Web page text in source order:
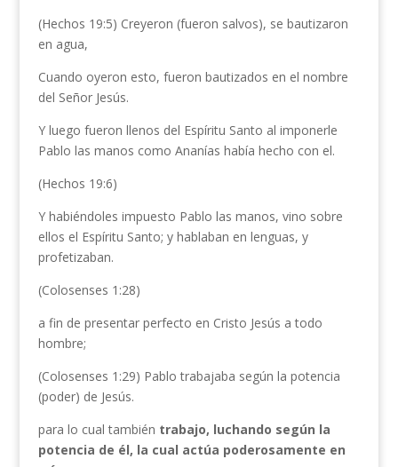
(Hechos 19:5) Creyeron (fueron salvos), se bautizaron
en agua,
Cuando oyeron esto, fueron bautizados en el nombre
del Señor Jesús.
Y luego fueron llenos del Espíritu Santo al imponerle
Pablo las manos como Ananías había hecho con el.
(Hechos 19:6)
Y habiéndoles impuesto Pablo las manos, vino sobre
ellos el Espíritu Santo; y hablaban en lenguas, y
profetizaban.
(Colosenses 1:28)
a fin de presentar perfecto en Cristo Jesús a todo
hombre;
(Colosenses 1:29) Pablo trabajaba según la potencia
(poder) de Jesús.
para lo cual también trabajo, luchando según la
potencia de él, la cual actúa poderosamente en